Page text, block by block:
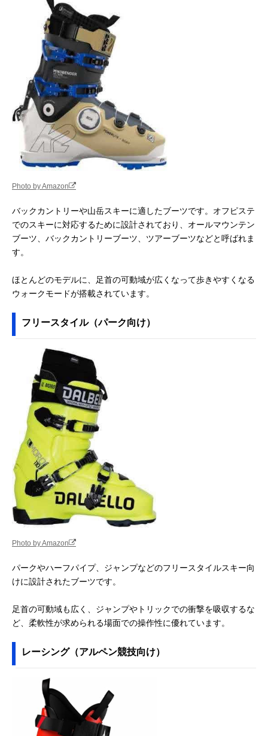
Photo by Amazon
バックカントリーや山岳スキーに適したブーツです。オフピステ
でのスキーに対応するために設計されており、オールマウンテン
ブーツ、バックカントリーブーツ、ツアーブーツなどと呼ばれま
す。
ほとんどのモデルに、足首の可動域が広くなって歩きやすくなる
ウォークモードが搭載されています。
フリースタイル（パーク向け）
Photo by Amazon
パークやハーフパイプ、ジャンプなどのフリースタイルスキー向
けに設計されたブーツです。
足首の可動域も広く、ジャンプやトリックでの衝撃を吸収するな
ど、柔軟性が求められる場面での操作性に優れています。
レーシング（アルペン競技向け）